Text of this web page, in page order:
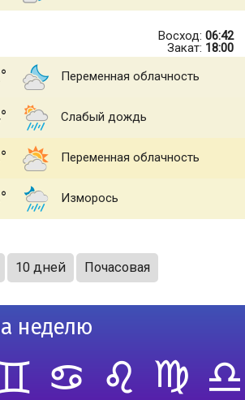
Восход: 06:42
Закат: 18:00
Переменная облачность
Слабый дождь
Переменная облачность
Изморось
10 дней Почасовая
неделю